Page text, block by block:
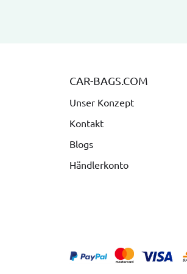
CAR-BAGS.COM
Unser Konzept
Kontakt
Blogs
Händlerkonto